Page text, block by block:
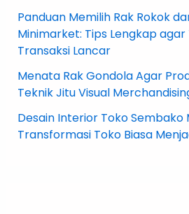
Panduan Memilih Rak Rokok
Minimarket: Tips Lengkap agar
Transaksi Lancar
Menata Rak Gondola Agar
Teknik Jitu Visual
Desain Interior Toko Sembako
Transformasi Toko Biasa